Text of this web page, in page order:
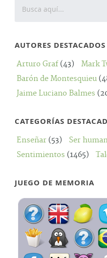
AUTORES DESTACADOS
Arturo Graf(43) Mark
Barón de Montesquieu
Jaime Luciano Balmes
CATEGORÍAS
Enseñar (53) Ser
Sentimientos (1465)
JUEGO DE MEMORIA